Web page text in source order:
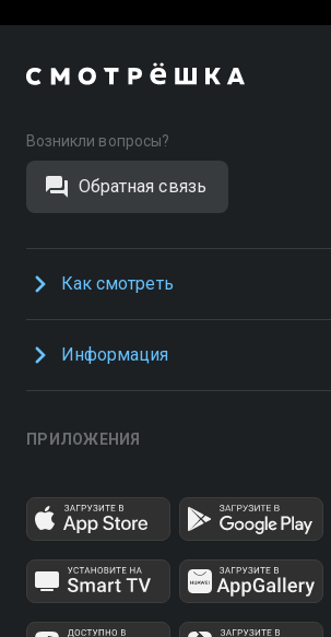
Возникли вопросы?
Обратная связь
Как смотреть
Информация
ПРИЛОЖЕНИЯ